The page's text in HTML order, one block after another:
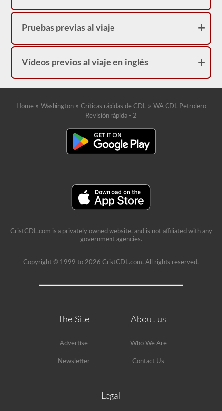
Pruebas previas al viaje
Vídeos previos al viaje en inglés
Home » Washington » Críticas rápidas de CDL » WA CDL Petrolero
Revisión rápida - 2
CristCDL.com is a privately owned website, and is not affiliated with any
government agencies.
Copyright © 1999 to 2026 CristCDL.com. All rights reserved.
The Site
Advertise
Newsletter
About us
Who We Are
Contact Us
Legal